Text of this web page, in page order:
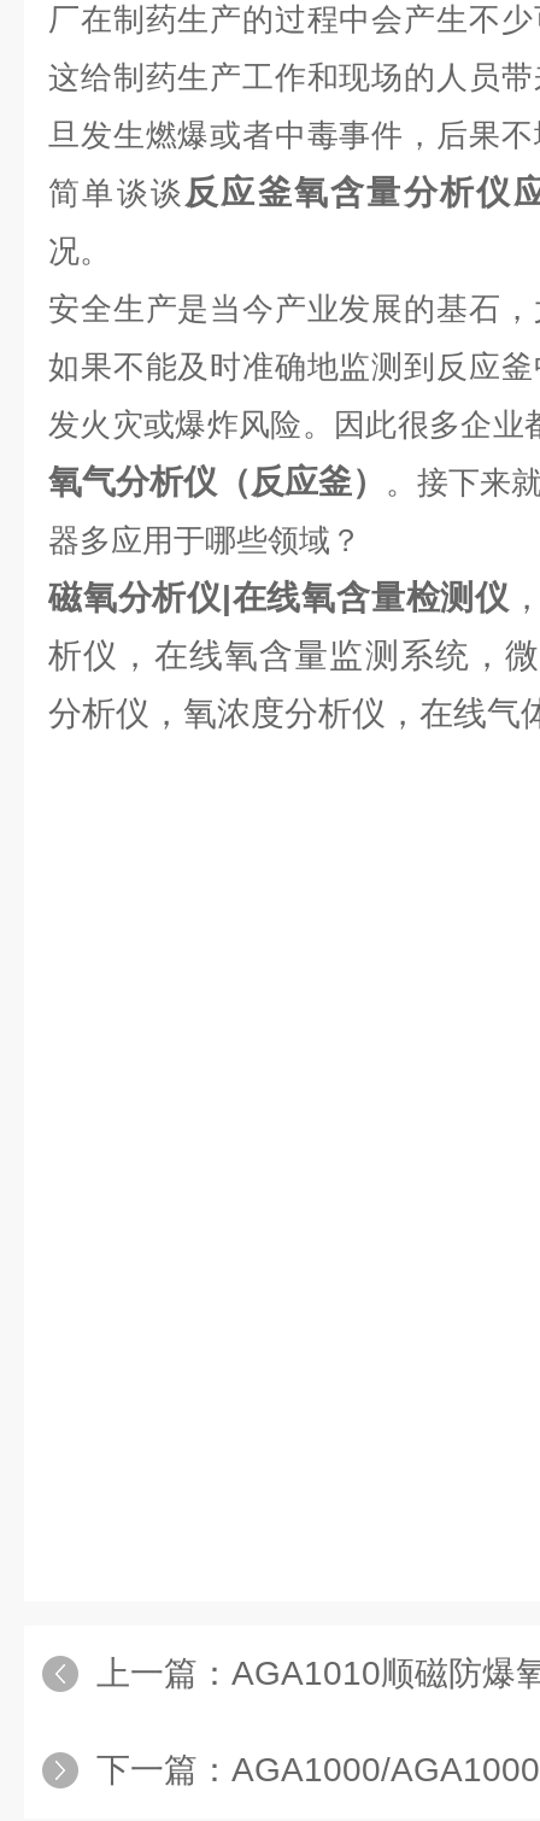
厂在制药生产的过程中会产生不
这给制药生产工作和现场的人员
旦发生燃爆或者中毒事件，后果
简单谈谈 反应釜氧含量分析仪
况。
安全生产是当今产业发展的基石
如果不能及时准确地监测到反应
发火灾或爆炸风险。因此很多企业
氧气分析仪（反应釜） 。接下来
器多应用于哪些领域？
磁氧分析仪|在线氧含量检测仪
析仪，在线氧含量监测系统，
分析仪，氧浓度分析仪，在线气
上一篇： AGA1010顺磁防爆氧气在
下一篇： AGA1000/AGA1000d分析仪